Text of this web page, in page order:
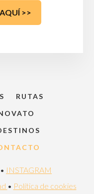
>>
RUTAS
• INSTAGRAM
• Política de cookies